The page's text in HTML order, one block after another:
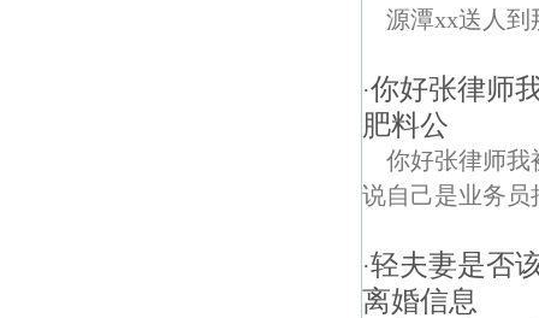
源潭xx送人到
·你好张律师
肥料公
你好张律师我
说自己是业务员
·轻夫妻是否
离婚信息